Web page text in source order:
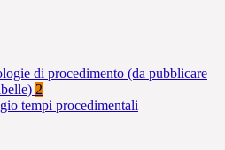
di procedimento (da pubblicare
2
tempi procedimentali